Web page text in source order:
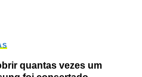
quantas vezes um